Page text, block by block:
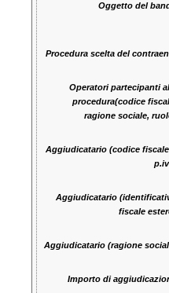
Oggetto del
Procedura scelta del
Operatori partecipanti
procedura(codice
ragione sociale,
Aggiudicatario (codice
Aggiudicatario
fiscale
Aggiudicatario (ragione
Importo di